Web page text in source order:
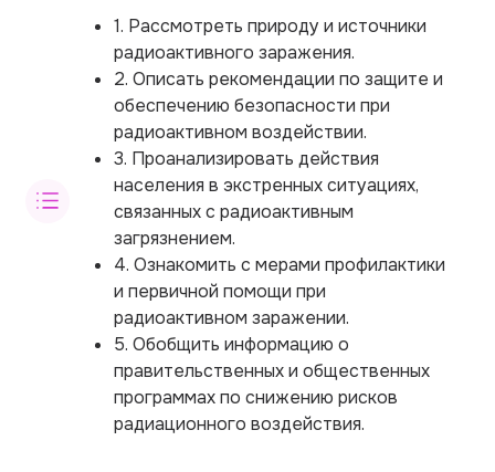
1. Рассмотреть природу и источники
радиоактивного заражения.
2. Описать рекомендации по защите и
обеспечению безопасности при
радиоактивном воздействии.
3. Проанализировать действия
населения в экстренных ситуациях,
связанных с радиоактивным
загрязнением.
4. Ознакомить с мерами профилактики
и первичной помощи при
радиоактивном заражении.
5. Обобщить информацию о
правительственных и общественных
программах по снижению рисков
радиационного воздействия.